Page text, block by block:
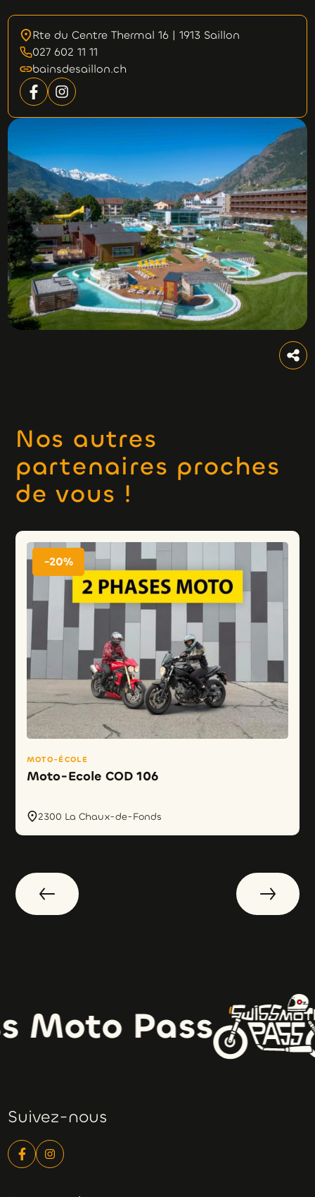
Rte du Centre Thermal 16 | 1913 Saillon
027 602 11 11
bainsdesaillon.ch
Nos autres
partenaires proches
de vous !
-20%
MOTO-ÉCOLE
Moto-Ecole COD 106
2300 La Chaux-de-Fonds
Moto Pass
Suivez-nous